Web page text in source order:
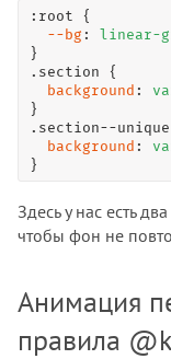
:root {
--bg : linear-
.section {
background :
.section--unique
background :
}
Здесь у нас есть
чтобы фон не
Анимация
правила